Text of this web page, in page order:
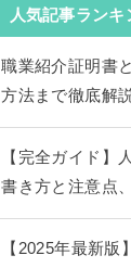
人気記事ランキ
職業紹介証明書
方法まで徹底解
【完全ガイド】
書き方と注意点
【2025年最新